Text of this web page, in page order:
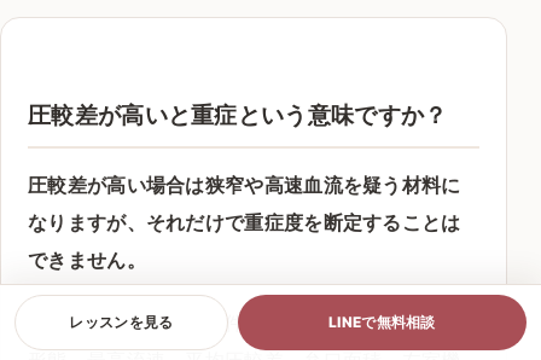
圧較差が高いと重症という意味ですか？
圧較差が高い場合は狭窄や高速血流を疑う材料に
なりますが、それだけで重症度を断定することは
できません。
圧較差は流量や測定条件の影響も受けます。弁の
レッスンを見る LINEで無料相談